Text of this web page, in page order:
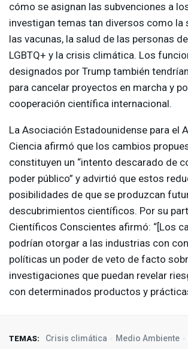
cómo se asignan las subvenciones a
investigan temas tan diversos como la
las vacunas, la salud de las personas
LGBTQ+ y la crisis climática. Los
designados por Trump también
para cancelar proyectos en marcha y
cooperación científica internacional.
La Asociación Estadounidense para el
Ciencia afirmó que los cambios
constituyen un “intento descarado de
poder público” y advirtió que estos
posibilidades de que se produzcan
descubrimientos científicos. Por su
Científicos Conscientes afirmó: “[Los
podrían otorgar a las industrias con
políticas un poder de veto de facto
investigaciones que puedan revelar
con determinados productos y
TEMAS: Crisis climática Medio Ambiente